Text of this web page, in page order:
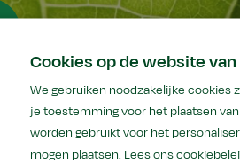
Functie : Docent en
Hogeschool
Cookies op de website
We gebruiken noodzakelijke cookies
je toestemming voor het plaatsen
worden gebruikt voor het
mogen plaatsen. Lees ons